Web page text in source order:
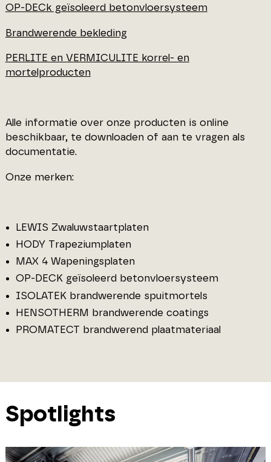
OP-DECk geïsoleerd betonvloersysteem
Brandwerende bekleding
PERLITE en VERMICULITE korrel- en
mortelproducten
Alle informatie over onze producten is online
beschikbaar, te downloaden of aan te vragen als
documentatie.
Onze merken:
LEWIS Zwaluwstaartplaten
HODY Trapeziumplaten
MAX 4 Wapeningsplaten
OP-DECK geïsoleerd betonvloersysteem
ISOLATEK brandwerende spuitmortels
HENSOTHERM brandwerende coatings
PROMATECT brandwerend plaatmateriaal
Spotlights